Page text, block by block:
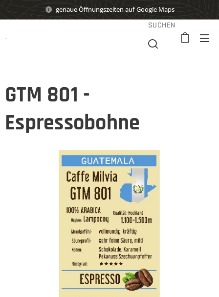
genaue Öffnungszeiten auf Google Maps
-
SUCHEN
GTM 801 -
Espressobohne